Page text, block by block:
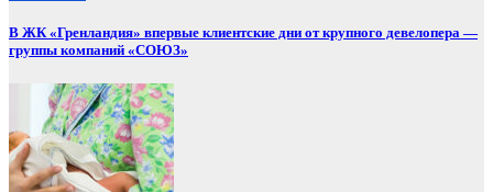
В ЖК «Гренландия» впервые клиентские дни от крупного девелопера —
группы компаний «СОЮЗ»